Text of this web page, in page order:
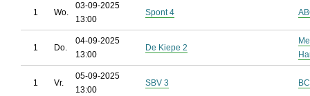
1 Wo.
03-09-2025
13:00
Spont 4
1 Do.
04-09-2025
13:00
De Kiepe 2
1 Vr.
05-09-2025
13:00
SBV 3